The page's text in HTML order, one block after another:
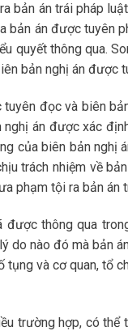
bản án trái pháp
bản án được tuyên
quyết thông qua.
bản nghị án được
đọc và biên
án được xác
của biên bản nghị
trách nhiệm về
phạm tội ra bản án
được thông qua
do nào đó mà bản
tụng và cơ quan, tổ
trường hợp, có